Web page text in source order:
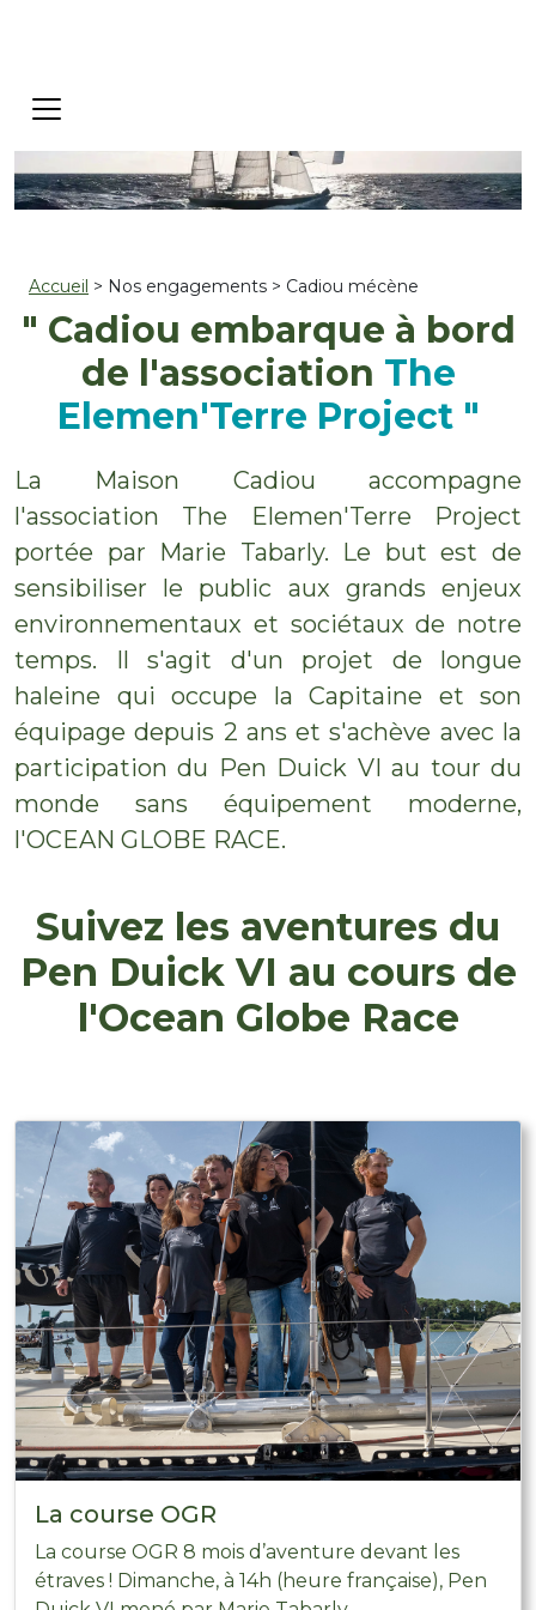
Accueil > Nos engagements > Cadiou mécène
" Cadiou embarque à bord
de l'association The
Elemen'Terre Project "
La Maison Cadiou accompagne
l'association The Elemen'Terre Project
portée par Marie Tabarly. Le but est de
sensibiliser le public aux grands enjeux
environnementaux et sociétaux de notre
temps. Il s'agit d'un projet de longue
haleine qui occupe la Capitaine et son
équipage depuis 2 ans et s'achève avec la
participation du Pen Duick VI au tour du
monde sans équipement moderne,
l'OCEAN GLOBE RACE.
Suivez les aventures du
Pen Duick VI au cours de
l'Ocean Globe Race
La course OGR
La course OGR 8 mois d’aventure devant les
étraves ! Dimanche, à 14h (heure française), Pen